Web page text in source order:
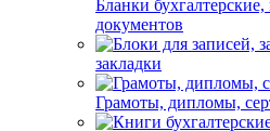
Бланки
документов
закладки
Грамоты, дипломы,